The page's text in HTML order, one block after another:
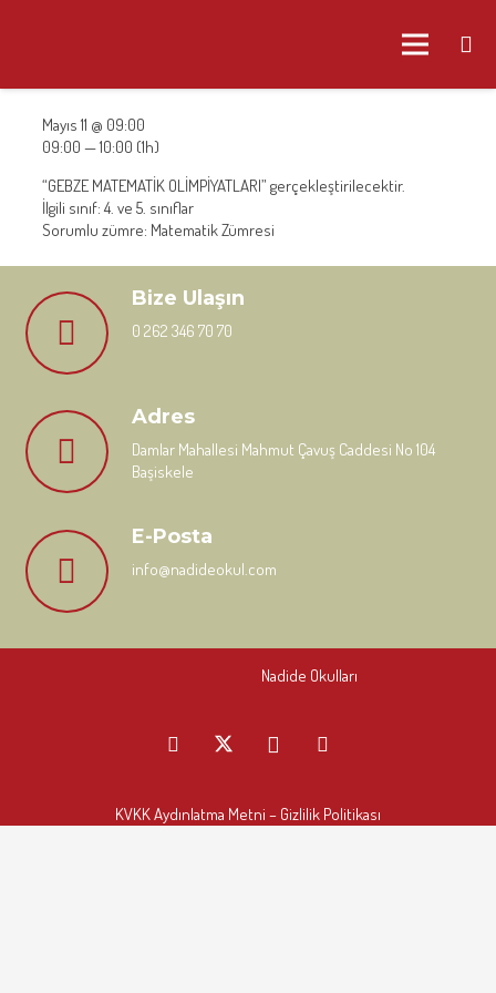
“GEBZE MATEMATİK OLİMPİYATLARI” gerçekleştirilecektir.
İlgili sınıf: 4. ve 5. sınıflar
Sorumlu zümre: Matematik Zümresi
Mayıs 11 @ 09:00
09:00 — 10:00 (1h)
Bize Ulaşın
0 262 346 70 70
Adres
Damlar Mahallesi Mahmut Çavuş Caddesi No 104
Başiskele
E-Posta
info@nadideokul.com
Nadide Okulları
KVKK Aydınlatma Metni – Gizlilik Politikası